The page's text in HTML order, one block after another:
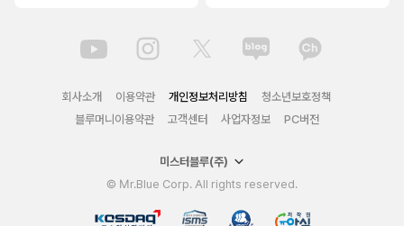
회사소개 이용약관 개인정보처리방침
청소년보호정책
블루머니이용약관
고객센터 사업자정보 PC버전
미스터블루(주)
© Mr.Blue Corp. All rights reserved.